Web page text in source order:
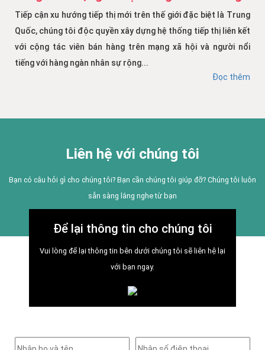
Tiếp cận xu hướng tiếp thị mới trên thế giới đặc biệt là Trung
Quốc, chúng tôi độc quyền xây dựng hệ thống tiếp thị liên kết
với cộng tác viên bán hàng trên mạng xã hội và người nổi
tiếng với hàng ngàn nhân sự rộng...
Đọc thêm
Liên hệ với chúng tôi
Bạn có câu hỏi gì cho chúng tôi? Bạn cần chúng tôi giúp đỡ? Chúng tôi luôn
sẵn sàng lắng nghe từ bạn
Để lại thông tin cho chúng tôi
Vui lòng để lại thông tin bên dưới chúng tôi sẽ liên hệ lại
với bạn ngay.